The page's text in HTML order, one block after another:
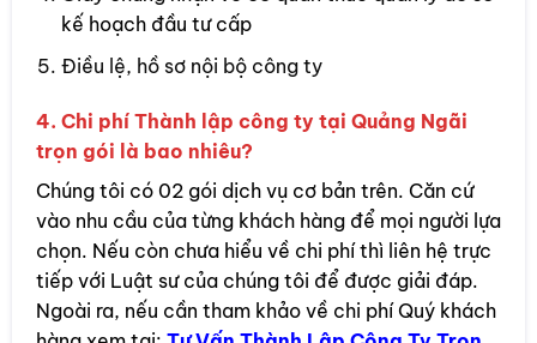
kế hoạch đầu tư cấp
Điều lệ, hồ sơ nội bộ công ty
4. Chi phí Thành lập công ty tại Quảng Ngãi
trọn gói là bao nhiêu?
Chúng tôi có 02 gói dịch vụ cơ bản trên. Căn cứ
vào nhu cầu của từng khách hàng để mọi người lựa
chọn. Nếu còn chưa hiểu về chi phí thì liên hệ trực
tiếp với Luật sư của chúng tôi để được giải đáp.
Ngoài ra, nếu cần tham khảo về chi phí Quý khách